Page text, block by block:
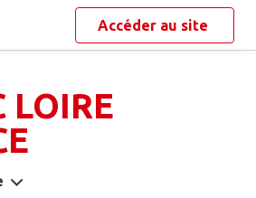
Accéder au site
LOIRE